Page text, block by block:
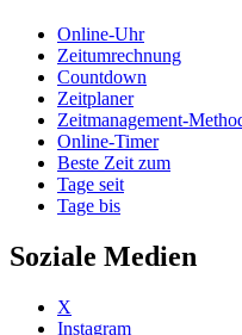
Online-Uhr
Zeitumrechnung
Countdown
Zeitplaner
Zeitmanagement-
Online-Timer
Beste Zeit zum
Tage seit
Tage bis
Soziale Medien
X
Instagram